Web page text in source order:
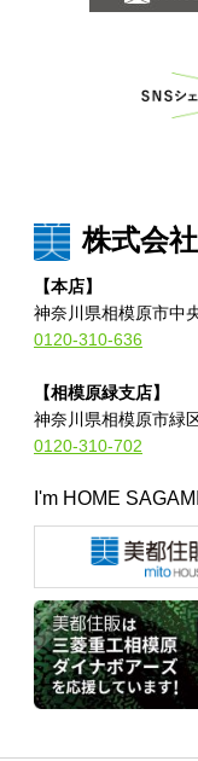
株式会
【本店】
神奈川県相模原市中
0120-310-636
【相模原緑支店】
神奈川県相模原市緑
0120-310-702
I'm HOME